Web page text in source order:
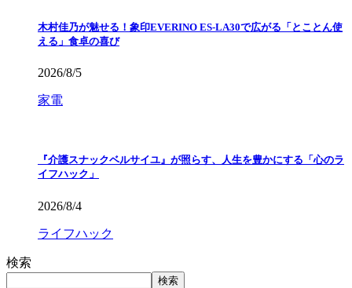
木村佳乃が魅せる！象印EVERINO ES-LA30で広がる「とことん使
える」食卓の喜び
2026/8/5
家電
『介護スナックベルサイユ』が照らす、人生を豊かにする「心のラ
イフハック」
2026/8/4
ライフハック
検索
検索